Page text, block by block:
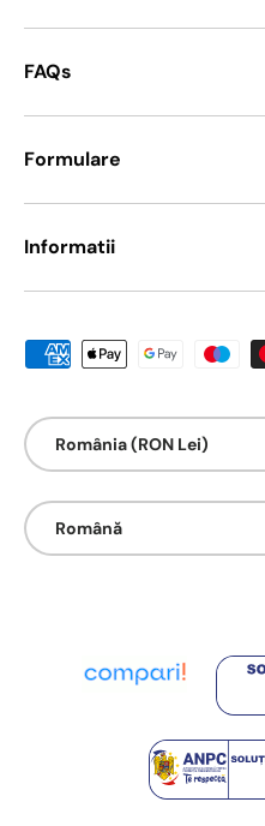
FAQs
Formulare
Informatii
Metode de platā acceptate
Țarǎ/Regiune
România (RON Lei)
Limbā
Română